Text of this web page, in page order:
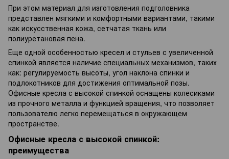
При этом материал для изготовления подголовника
представлен мягкими и комфортными вариантами, такими
как искусственная кожа, сетчатая ткань или
полиуретановая пена.
Еще одной особенностью кресел и стульев с увеличенной
спинкой является наличие специальных механизмов, таких
как: регулируемость высоты, угол наклона спинки и
подлокотников для достижения оптимальной позы.
Офисные кресла с высокой спинкой оснащены колесиками
из прочного металла и функцией вращения, что позволяет
пользователю легко перемещаться в окружающем
пространстве.
Офисные кресла с высокой спинкой:
преимущества